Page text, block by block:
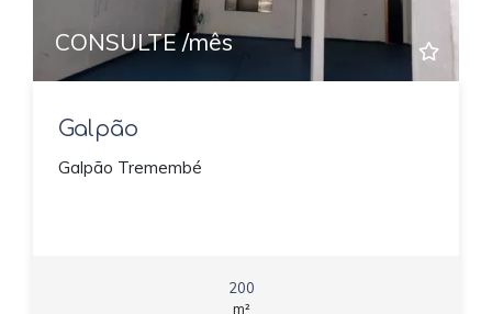
CONSULTE /mês
Galpão
Galpão Tremembé
200
m²